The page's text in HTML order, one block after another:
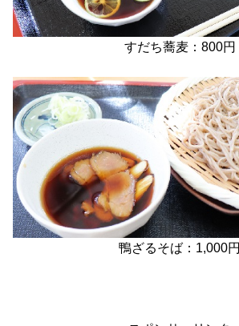
すだち蕎麦：800円
鴨ざるそば：1,000円